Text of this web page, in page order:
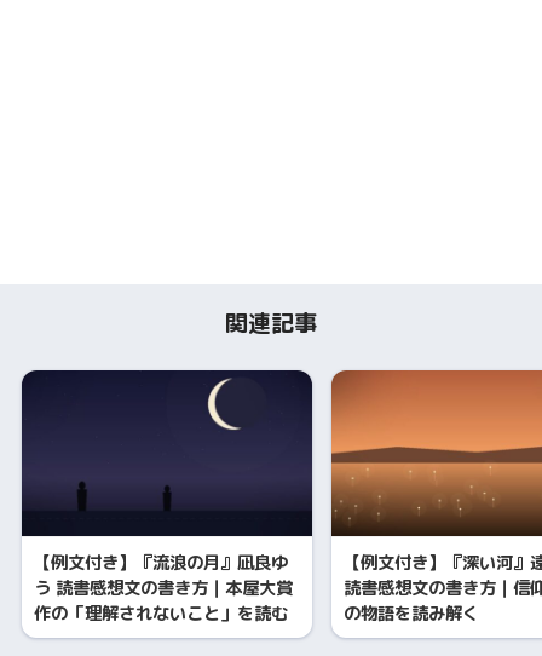
関連記事
【例文付き】『流浪の月』凪良ゆ
う 読書感想文の書き方｜本屋大賞
作の「理解されないこと」を読む
【例文付き】『深い河』
読書感想文の書き方｜信
の物語を読み解く